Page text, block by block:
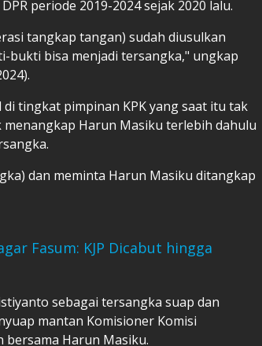
periode 2019-2024 sejak 2020 lalu.
tangkap tangan) sudah diusulkan
bukti bisa menjadi tersangka," ungkap
tingkat pimpinan KPK yang saat itu tak
Harun Masiku terlebih dahulu
dan meminta Harun Masiku ditangkap
Fasum: KJP Dicabut hingga
sebagai tersangka suap dan
mantan Komisioner Komisi
bersama Harun Masiku.